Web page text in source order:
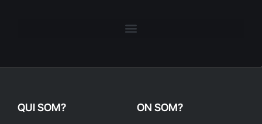
QUI SOM? ON SOM?